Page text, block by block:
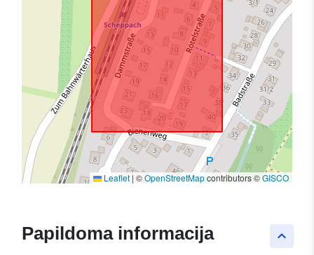
Leaflet | ©OpenStreetMapcontributors ©GISCO
keyboard_arrow_up
Papildoma informacija